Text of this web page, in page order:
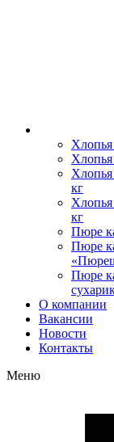
Хлопья
Хлопья
Хлопья
кг
Хлопья
кг
Пюре
Пюре
Пюре
О компании
Вакансии
Новости
Контакты
Меню